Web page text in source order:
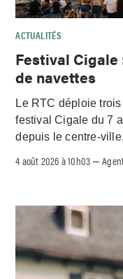
ACTUALITÉS
Festival Cigale
de navettes
Le RTC déploie
festival Cigale du 7
depuis le centre-
4 août 2026 à 10h03 –